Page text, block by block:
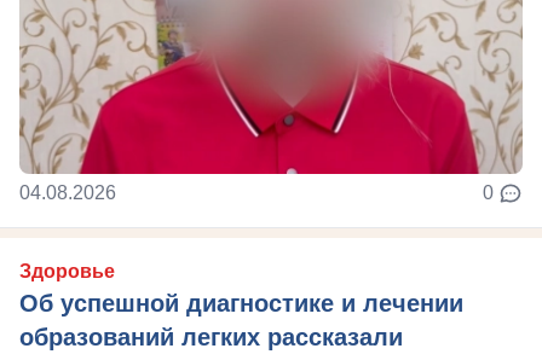
04.08.2026 0
Здоровье
Об успешной диагностике и лечении
образований легких рассказали